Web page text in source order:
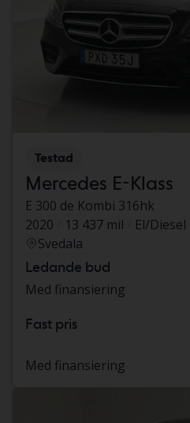
Testad
Mercedes E-Klass
E 300 de Kombi 316hk
2020
13 437 mil
El/Diesel
Svedala
Ledande bud
Med finansiering
Fast pris
Med finansiering